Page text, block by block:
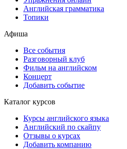
Английская грамматика
Топики
Афиша
Все события
Разговорный клуб
Фильм на английском
Концерт
Добавить событие
Каталог курсов
Курсы английского языка
Английский по скайпу
Отзывы о курсах
Добавить компанию